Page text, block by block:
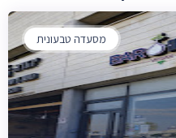
מסעדה טבעונית